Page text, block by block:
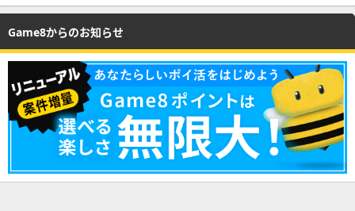
Game8からのお知らせ